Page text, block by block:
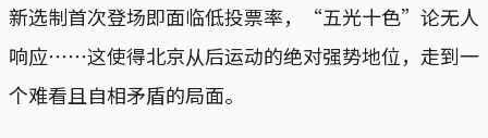
新选制首次登场即面临低投票率，“五光十色”论无人
响应⋯⋯这使得北京从后运动的绝对强势地位，走到一
个难看且自相矛盾的局面。